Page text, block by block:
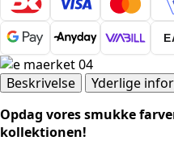
Helix
2200
Grå
antal
Beskrivelse
Yderlige
Opdag vores smukke
kollektionen!